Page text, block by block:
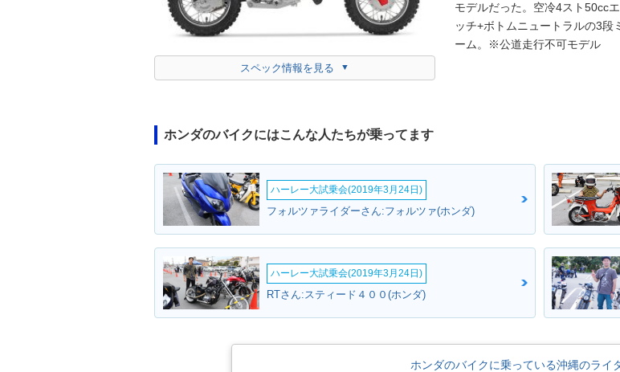
スペック情報を見る
モデルだった。空冷4スト50cc
ッチ+ボトムニュートラルの3
ーム。※公道走行不可モデル
ホンダのバイクにはこんな人たちが乗ってます
ハーレー大試乗会(2019年3月24日)
フォルツァライダーさん:フォルツァ(ホンダ)
ハーレー大試乗会(2019年3月24日)
RTさん:スティード４００(ホンダ)
ホンダのバイクに乗っている沖縄のライ